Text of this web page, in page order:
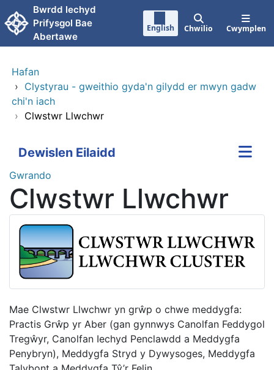
Neidio i'r prif gynnwy
Bwrdd lechyd
Prifysgol Bae
Abertawe
English Chwilio Cwymplen
Hafan
› Clystyrau - gweithio gyda'n gilydd er mwyn gadw
chi'n iach
› Clwstwr Llwchwr
Dewislen Eilaidd
Gwrando
Clwstwr Llwchwr
Mae Clwstwr Llwchwr yn grŵp o chwe meddygfa:
Practis Grŵp yr Aber (gan gynnwys Canolfan Feddygol
Tregŵyr, Canolfan Iechyd Penclawdd a Meddygfa
Penybryn), Meddygfa Stryd y Dywysoges, Meddygfa